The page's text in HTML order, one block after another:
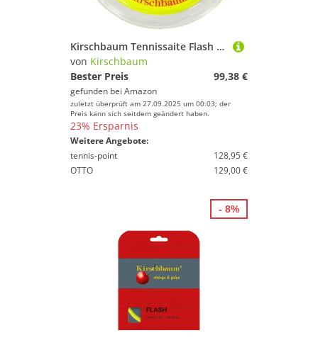
Kirschbaum Tennissaite Flash 1,25mm 200m gelb
von Kirschbaum
Bester Preis
99,38 €
gefunden bei Amazon
zuletzt überprüft am 27.09.2025 um 00:03; der
Preis kann sich seitdem geändert haben.
23% Ersparnis
Weitere Angebote:
tennis-point
128,95 €
OTTO
129,00 €
- 8%